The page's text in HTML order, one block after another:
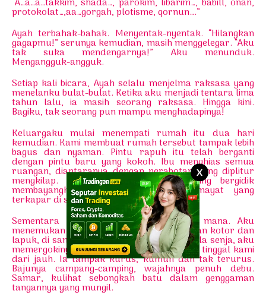
X
protokolat…,aa…gorgah, plotisme, qornun….”
Ayah terbahak-bahak. Menyentak-nyentak. “Hilangkan
gagapmu!” serunya kemudian, masih menggelegar. “Aku
tak suka mendengarnya!” Aku menunduk.
Mengangguk-angguk.
Setiap kali bicara, Ayah selalu menjelma raksasa yang
menelanku bulat-bulat. Ketika aku menjadi tentara lima
tahun lalu, ia masih seorang raksasa. Hingga kini.
Bagiku, tak seorang pun mampu menghadapinya!
Keluargaku mulai menempati rumah itu dua hari
kemudian. Kami membuat rumah tersebut tampak lebih
bagus dan nyaman. Pintu rapuh itu telah berganti
dengan pintu baru yang kokoh. Ibu menghias semua
ruangan, diantaranya dengan perabotan yang diplitur
mengkilap. Tetapi tetap saja aku sering bergidik
membayangkan bahwa pernah ada mayat yang
terkapar di sana.
Sementara itu si gadis kecil entah ke mana. Aku
menemukan boneka kainnya dalam keadaan kotor dan
lapuk, di samping rumah. Beberapa kali, kala senja, aku
memergokinya tengah memandangi tempat tinggal kami
dari jauh. Ia tampak kurus, kumuh dan tak terurus.
Bajunya campang-camping, wajahnya penuh debu.
Samar, kulihat sebongkah batu dalam genggaman
tangannya yang mungil.